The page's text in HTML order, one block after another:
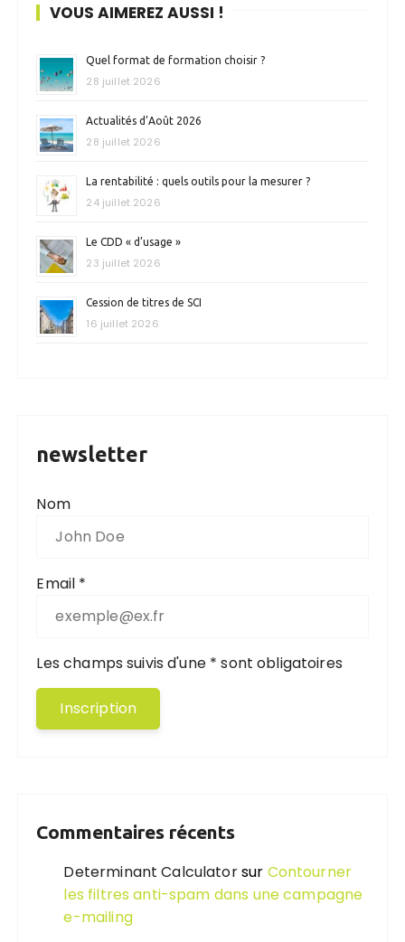
VOUS AIMEREZ AUSSI !
Quel format de formation choisir ?
28 juillet 2026
Actualités d’Août 2026
28 juillet 2026
La rentabilité : quels outils pour la mesurer ?
24 juillet 2026
Le CDD « d’usage »
23 juillet 2026
Cession de titres de SCI
16 juillet 2026
newsletter
Nom
Email *
Les champs suivis d'une * sont obligatoires
Commentaires récents
Determinant Calculatorsur Contourner
les filtres anti-spam dans une campagne
e-mailing